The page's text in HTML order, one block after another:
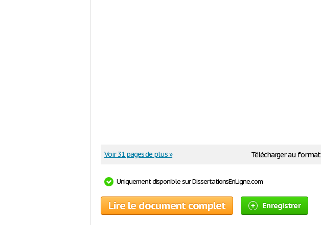
Télécharger au format
Voir 31 pages de plus »
Uniquement disponible sur DissertationsEnLigne.com
Lire le document complet Enregistrer